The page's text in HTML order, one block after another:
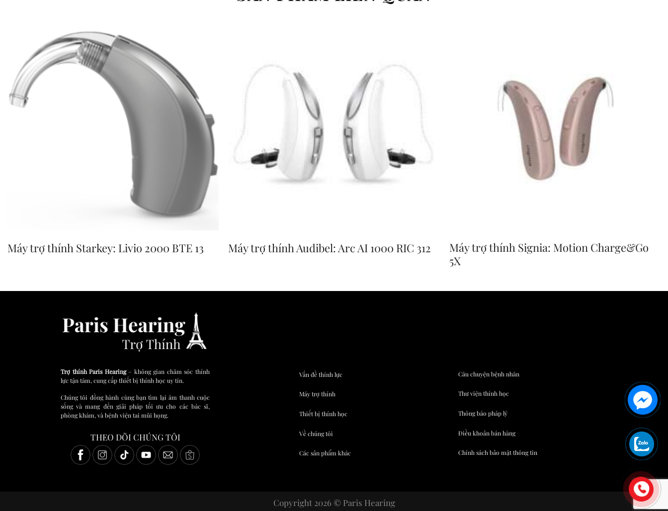
Máy trợ thính Starkey: Livio 2000 BTE 13 Máy trợ thính Audibel: Arc AI 1000 RIC 312
Máy trợ thính Signia: Motion Charge&Go
5X
Trợ thính Paris Hearing– không gian chăm sóc thính
lực tận tâm, cung cấp thiết bị thính học uy tín.
Chúng tôi đồng hành cùng bạn tìm lại âm thanh cuộc
sống và mang đến giải pháp tối ưu cho các bác sĩ,
phòng khám, và bệnh viện tai mũi họng.
THEO DÕI CHÚNG TÔI
Vấn đề thính lực
Máy trợ thính
Thiết bị thính học
Về chúng tôi
Các sản phẩm khác
Câu chuyện bệnh nhân
Thư viện thính học
Thông báo pháp lý
Điều khoản bán hàng
Chính sách bảo mật thông tin
Copyright 2026 © Paris Hearing